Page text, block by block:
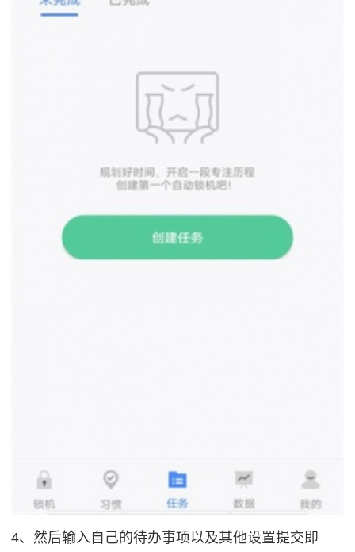
4、然后输入自己的待办事项以及其他设置提交即